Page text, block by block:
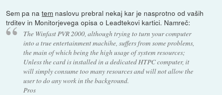
Sem pa natem naslovu prebral nekaj kar je nasprotno od vaših
trditev in Monitorjevega opisa o Leadtekovi kartici. Namreč:
The Winfast PVR 2000, although trying to turn your computer
into a true entertainment machihe, suffers from some problems,
the main of which being the high usage of system resources;
Unless the card is installed in a dedicated HTPC computer, it
will simply consume too many resources and will not allow the
user to do any work in the background.
Pros